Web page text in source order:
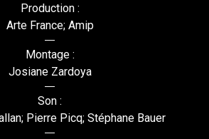
Production :
Arte France; Amip
Montage :
Josiane Zardoya
Son :
Pierre Picq; Stéphane Bauer